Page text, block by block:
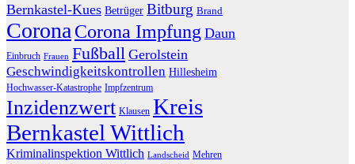
Bernkastel-Kues Betrüger Bitburg Brand
CoronaCorona Impfung Daun
Einbruch Frauen Fußball Gerolstein
Geschwindigkeitskontrollen Hillesheim
Hochwasser-Katastrophe Impfzentrum
Inzidenzwert Klausen Kreis
Bernkastel Wittlich
Kriminalinspektion Wittlich Landscheid Mehren